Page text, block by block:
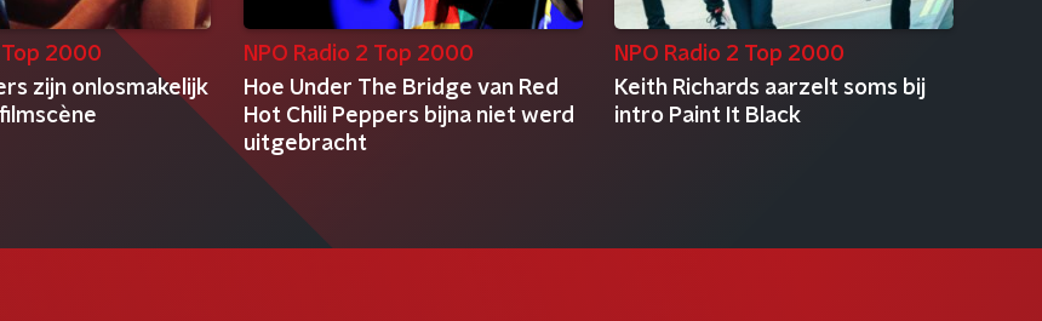
Top 2000
zijn onlosmakelijk
NPO Radio 2 Top 2000
Hoe Under The Bridge van Red
Hot Chili Peppers bijna niet werd
uitgebracht
NPO Radio 2 Top 2000
Keith Richards aarzelt soms bij
intro Paint It Black